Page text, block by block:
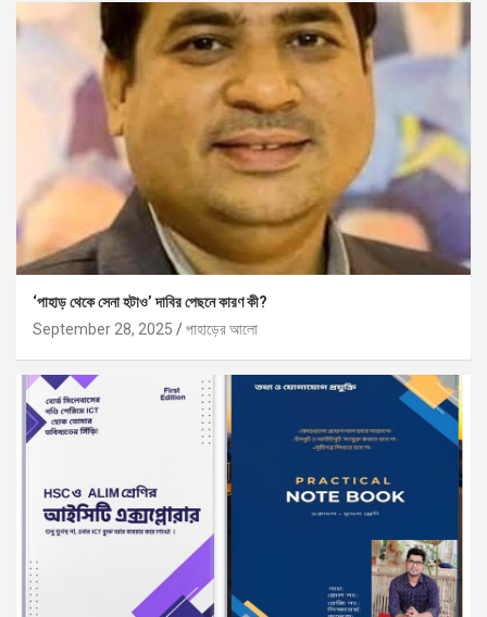
‘পাহাড় থেকে সেনা হটাও’ দাবির পেছনে কারণ কী?
September 28, 2025
পাহাড়ের আলো